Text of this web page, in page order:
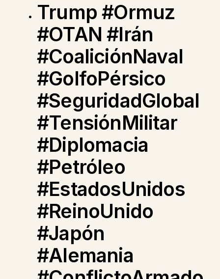
Trump #Ormuz
#OTAN #Irán
#CoaliciónNaval
#GolfoPérsico
#SeguridadGlobal
#TensiónMilitar
#Diplomacia
#Petróleo
#EstadosUnidos
#ReinoUnido
#Japón
#Alemania